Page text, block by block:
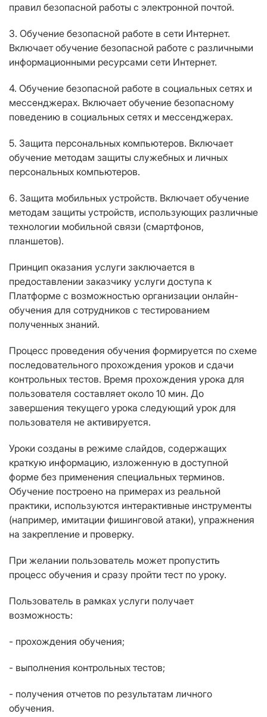
правил безопасной работы с электронной почтой.
3. Обучение безопасной работе в сети Интернет.
Включает обучение безопасной работе с различными
информационными ресурсами сети Интернет.
4. Обучение безопасной работе в социальных сетях и
мессенджерах. Включает обучение безопасному
поведению в социальных сетях и мессенджерах.
5. Защита персональных компьютеров. Включает
обучение методам защиты служебных и личных
персональных компьютеров.
6. Защита мобильных устройств. Включает обучение
методам защиты устройств, использующих различные
технологии мобильной связи (смартфонов,
планшетов).
Принцип оказания услуги заключается в
предоставлении заказчику услуги доступа к
Платформе с возможностью организации онлайн-
обучения для сотрудников с тестированием
полученных знаний.
Процесс проведения обучения формируется по схеме
последовательного прохождения уроков и сдачи
контрольных тестов. Время прохождения урока для
пользователя составляет около 10 мин. До
завершения текущего урока следующий урок для
пользователя не активируется.
Уроки созданы в режиме слайдов, содержащих
краткую информацию, изложенную в доступной
форме без применения специальных терминов.
Обучение построено на примерах из реальной
практики, используются интерактивные инструменты
(например, имитации фишинговой атаки), упражнения
на закрепление и проверку.
При желании пользователь может пропустить
процесс обучения и сразу пройти тест по уроку.
Пользователь в рамках услуги получает
возможность:
- прохождения обучения;
- выполнения контрольных тестов;
- получения отчетов по результатам личного
обучения.